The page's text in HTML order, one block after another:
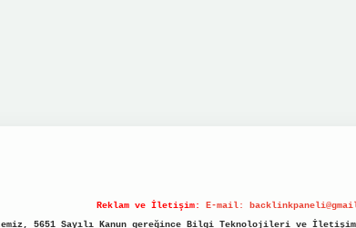
Reklam ve İletişim: E-mail:
5651 Sayılı Kanun gereğince Bilgi Teknolojileri ve